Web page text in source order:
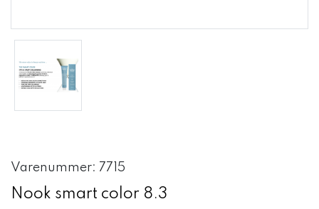
Varenummer: 7715
Nook smart color 8.3